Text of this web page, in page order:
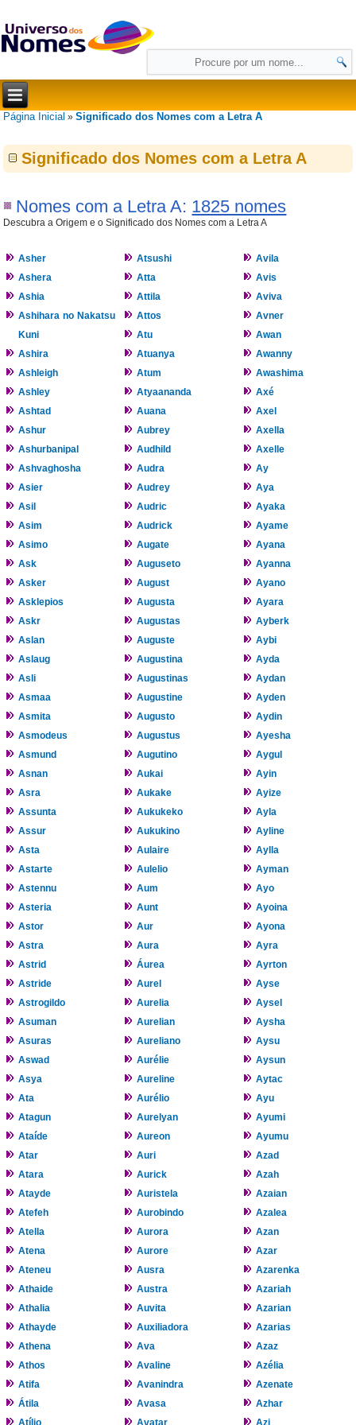
Página Inicial »Significado dos Nomes com a Letra A
Significado dos Nomes com a Letra A
Nomes com a Letra A: 1825 nomes
Descubra a Origem e o Significado dos Nomes com a Letra A
Asher
Ashera
Ashia
Ashihara no Nakatsu
Kuni
Ashira
Ashleigh
Ashley
Ashtad
Ashur
Ashurbanipal
Ashvaghosha
Asier
Asil
Asim
Asimo
Ask
Asker
Asklepios
Askr
Aslan
Aslaug
Asli
Asmaa
Asmita
Asmodeus
Asmund
Asnan
Asra
Assunta
Assur
Asta
Astarte
Astennu
Asteria
Astor
Astra
Astrid
Astride
Astrogildo
Asuman
Asuras
Aswad
Asya
Ata
Atagun
Ataíde
Atar
Atara
Atayde
Atefeh
Atella
Atena
Ateneu
Athaide
Athalia
Athayde
Athena
Athos
Atifa
Átila
Atílio
Atsushi
Atta
Attila
Attos
Atu
Atuanya
Atum
Atyaananda
Auana
Aubrey
Audhild
Audra
Audrey
Audric
Audrick
Augate
Auguseto
August
Augusta
Augustas
Auguste
Augustina
Augustinas
Augustine
Augusto
Augustus
Augutino
Aukai
Aukake
Aukukeko
Aukukino
Aulaire
Aulelio
Aum
Aunt
Aur
Aura
Áurea
Aurel
Aurelia
Aurelian
Aureliano
Aurélie
Aureline
Aurélio
Aurelyan
Aureon
Auri
Aurick
Auristela
Aurobindo
Aurora
Aurore
Ausra
Austra
Auvita
Auxiliadora
Ava
Avaline
Avanindra
Avasa
Avatar
Avila
Avis
Aviva
Avner
Awan
Awanny
Awashima
Axé
Axel
Axella
Axelle
Ay
Aya
Ayaka
Ayame
Ayana
Ayanna
Ayano
Ayara
Ayberk
Aybi
Ayda
Aydan
Ayden
Aydin
Ayesha
Aygul
Ayin
Ayize
Ayla
Ayline
Aylla
Ayman
Ayo
Ayoina
Ayona
Ayra
Ayrton
Ayse
Aysel
Aysha
Aysu
Aysun
Aytac
Ayu
Ayumi
Ayumu
Azad
Azah
Azaian
Azalea
Azan
Azar
Azarenka
Azariah
Azarian
Azarias
Azaz
Azélia
Azenate
Azhar
Azi